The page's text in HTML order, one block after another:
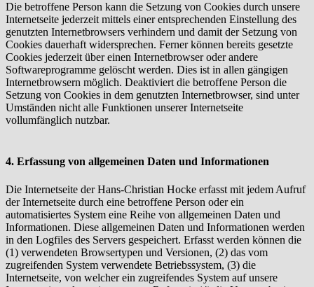
Die betroffene Person kann die Setzung von Cookies durch unsere
Internetseite jederzeit mittels einer entsprechenden Einstellung des
genutzten Internetbrowsers verhindern und damit der Setzung von
Cookies dauerhaft widersprechen. Ferner können bereits gesetzte
Cookies jederzeit über einen Internetbrowser oder andere
Softwareprogramme gelöscht werden. Dies ist in allen gängigen
Internetbrowsern möglich. Deaktiviert die betroffene Person die
Setzung von Cookies in dem genutzten Internetbrowser, sind unter
Umständen nicht alle Funktionen unserer Internetseite
vollumfänglich nutzbar.
4. Erfassung von allgemeinen Daten und Informationen
Die Internetseite der Hans-Christian Hocke erfasst mit jedem Aufruf
der Internetseite durch eine betroffene Person oder ein
automatisiertes System eine Reihe von allgemeinen Daten und
Informationen. Diese allgemeinen Daten und Informationen werden
in den Logfiles des Servers gespeichert. Erfasst werden können die
(1) verwendeten Browsertypen und Versionen, (2) das vom
zugreifenden System verwendete Betriebssystem, (3) die
Internetseite, von welcher ein zugreifendes System auf unsere